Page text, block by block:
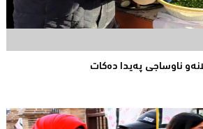
ناوساجی پەیدا دەکات